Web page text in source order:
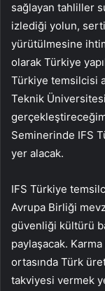
sağlayan tahliller
izlediği yolun,
yürütülmesine
olarak Türkiye
Türkiye temsilcisi
Teknik
Seminerinde IFS
yer alacak.
IFS Türkiye
Avrupa Birliği
güvenliği kültürü
paylaşacak.
ortasında Türk
takviyesi vermek